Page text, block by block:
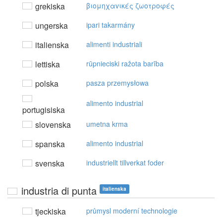
grekiska βιoμηχαvικές ζωoτρoφές
ungerska ipari takarmány
italienska alimenti industriali
lettiska rūpnieciski ražota barība
polska pasza przemysłowa
portugisiska
alimento industrial
slovenska umetna krma
spanska alimento industrial
svenska industriellt tillverkat foder
industria di punta italienska
tjeckiska průmysl moderní technologie